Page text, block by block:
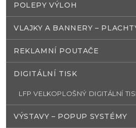
POLEPY VÝLOH
VLAJKY A BANNERY –
REKLAMNÍ POUTAČE
DIGITÁLNÍ TISK
LFP VELKOPLOŠNÝ DIGITÁLNÍ
VÝSTAVY – POPUP SYSTÉMY